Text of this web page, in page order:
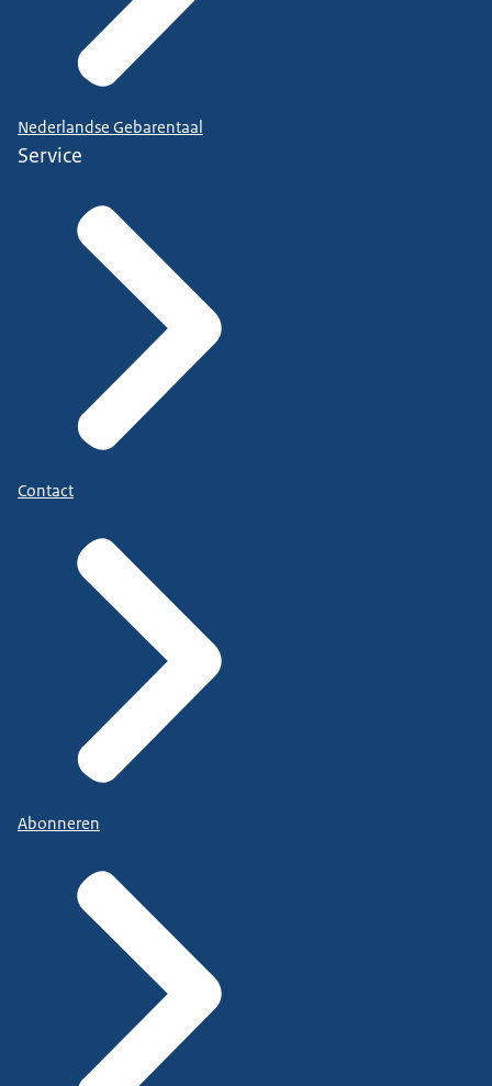
Nederlandse Gebarentaal
Service
Contact
Abonneren